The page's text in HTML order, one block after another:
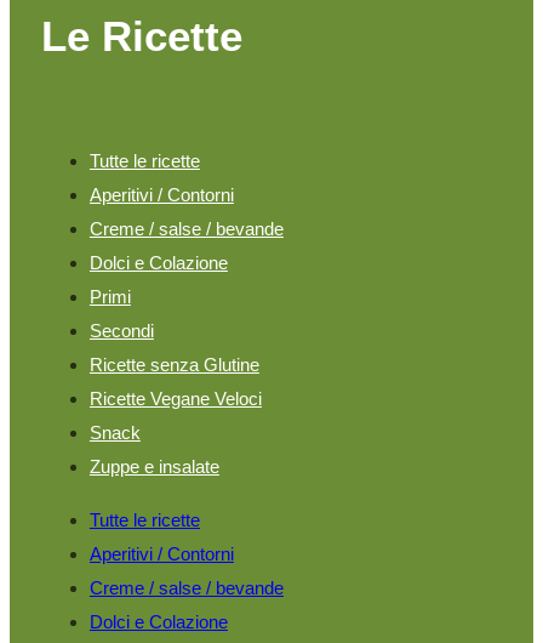
Le Ricette
Tutte le ricette
Aperitivi / Contorni
Creme / salse / bevande
Dolci e Colazione
Primi
Secondi
Ricette senza Glutine
Ricette Vegane Veloci
Snack
Zuppe e insalate
Tutte le ricette
Aperitivi / Contorni
Creme / salse / bevande
Dolci e Colazione